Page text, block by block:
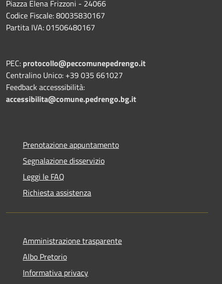
Piazza Elena Frizzoni - 24066
Codice Fiscale: 80035830167
Partita IVA: 01506480167
PEC: protocollo@peccomunepedrengo.it
Centralino Unico: +39 035 661027
Feedback accesssibilità:
accessibilita@comune.pedrengo.bg.it
Prenotazione appuntamento
Segnalazione disservizio
Leggi le FAQ
Richiesta assistenza
Amministrazione trasparente
Albo Pretorio
Informativa privacy